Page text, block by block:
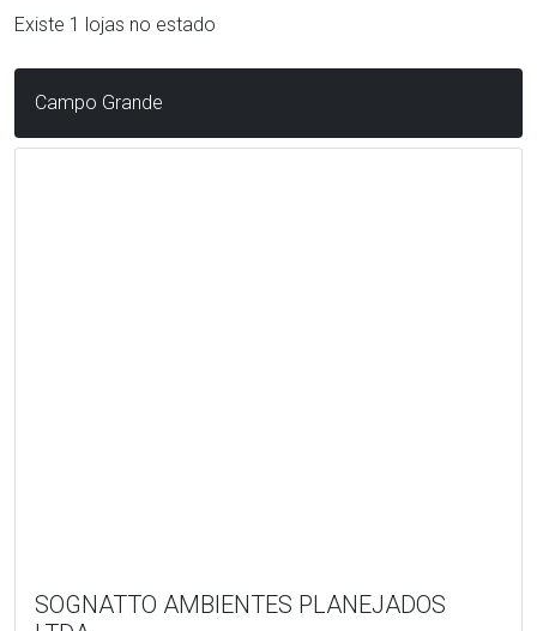
Existe 1 lojas no estado
Campo Grande
SOGNATTO AMBIENTES PLANEJADOS